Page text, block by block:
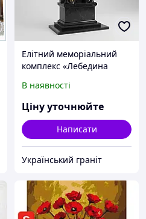
Елітний меморіальний
комплекс «Лебедина
композиція з білого
мармуру та чорного
граніту з художньою
В наявності
Ціну уточнюйте
Написати
Український граніт